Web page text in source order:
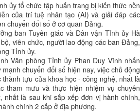
ủy tổ chức tập huấn trang bị kiến thức nền
của trí tuệ nhân tạo (AI) và giải đáp các
chuyển đổi số ở cơ quan Đảng.
ban Tuyên giáo và Dân vận Tỉnh ủy Hà
viên chức, người lao động các ban Đảng,
Tỉnh ủy.
Văn phòng Tỉnh ủy Phan Duy Vĩnh nhấn
chuyển đổi số hiện nay, việc chủ động
tựu của khoa học - công nghệ, nhất là
tham mưu và thực hiện nhiệm vụ chuyên
nhất là sau khi sắp xếp đơn vị hành chính,
chính 2 cấp ở địa phương.